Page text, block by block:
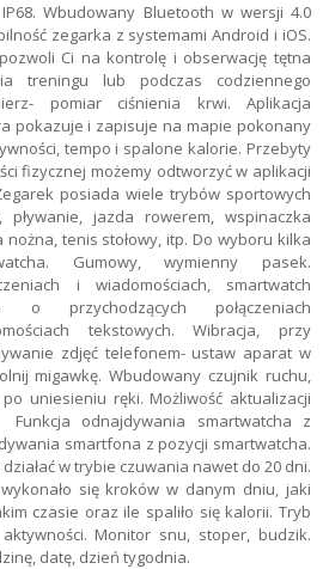
Wbudowany Bluetooth w wersji 4.0
zegarka z systemami Android i iOS.
Ci na kontrolę i obserwację tętna
treningu lub podczas codziennego
pomiar ciśnienia krwi. Aplikacja
pokazuje i zapisuje na mapie pokonany
tempo i spalone kalorie. Przebyty
fizycznej możemy odtworzyć w aplikacji
posiada wiele trybów sportowych
pływanie, jazda rowerem, wspinaczka
nożna, tenis stołowy, itp. Do wyboru kilka
Gumowy, wymienny pasek.
i wiadomościach, smartwatch
o przychodzących połączeniach
tekstowych. Wibracja, przy
zdjęć telefonem- ustaw aparat w
migawkę. Wbudowany czujnik ruchu,
uniesieniu ręki. Możliwość aktualizacji
odnajdywania smartwatcha z
smartfona z pozycji smartwatcha.
w trybie czuwania nawet do 20 dni.
się kroków w danym dniu, jaki
czasie oraz ile spaliło się kalorii. Tryb
Monitor snu, stoper, budzik.
datę, dzień tygodnia.